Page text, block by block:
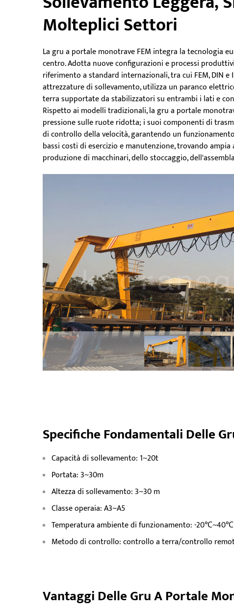
Molteplici Settori
La gru a portale monotrave FEM integra la tecnologia
centro. Adotta nuove configurazioni e processi
riferimento a standard internazionali, tra cui FEM, DIN
attrezzature di sollevamento, utilizza un paranco
terra supportate da stabilizzatori su entrambi i lati e
Rispetto ai modelli tradizionali, la gru a portale
pressione sulle ruote ridotta; i suoi componenti di
di controllo della velocità, garantendo un
bassi costi di esercizio e manutenzione, trovando
produzione di macchinari, dello stoccaggio,
Specifiche Fondamentali Delle
Capacità di sollevamento: 1~20t
Portata: 3~30m
Altezza di sollevamento: 3~30 m
Classe operaia: A3~A5
Temperatura ambiente di funzionamento: -20℃~40℃
Metodo di controllo: controllo a terra/controllo
Vantaggi Delle Gru A Portale